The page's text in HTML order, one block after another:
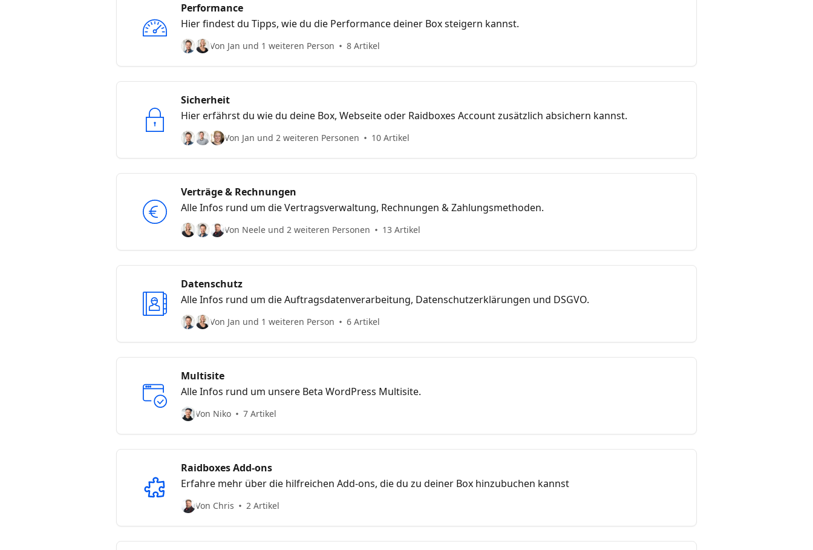
Performance
Hier findest du Tipps, wie du die Performance deiner Box steigern kannst.
Von Jan und 1 weiteren Person 8 Artikel
Sicherheit
Hier erfährst du wie du deine Box, Webseite oder Raidboxes Account zusätzlich absichern kannst.
Von Jan und 2 weiteren Personen 10 Artikel
Verträge & Rechnungen
Alle Infos rund um die Vertragsverwaltung, Rechnungen & Zahlungsmethoden.
Von Neele und 2 weiteren Personen 13 Artikel
Datenschutz
Alle Infos rund um die Auftragsdatenverarbeitung, Datenschutzerklärungen und DSGVO.
Von Jan und 1 weiteren Person 6 Artikel
Multisite
Alle Infos rund um unsere Beta WordPress Multisite.
Von Niko 7 Artikel
Raidboxes Add-ons
Erfahre mehr über die hilfreichen Add-ons, die du zu deiner Box hinzubuchen kannst
Von Chris 2 Artikel